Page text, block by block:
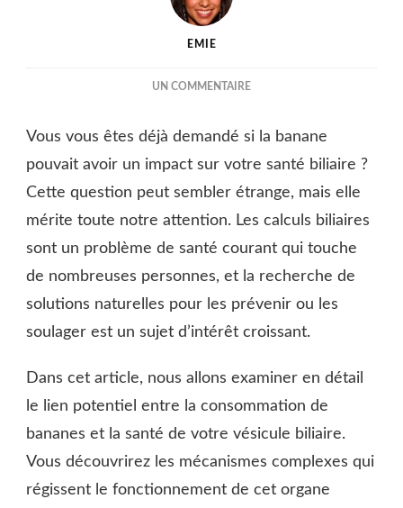
EMIE
UN COMMENTAIRESUR
CALCUL
BILIAIRE,
BON
RÉFLEXE
+
ALIMENTS
PRIVILÉGIER
ET
ÉVITER
Vous vous êtes déjà demandé si la banane
pouvait avoir un impact sur votre santé biliaire ?
Cette question peut sembler étrange, mais elle
mérite toute notre attention. Les calculs biliaires
sont un problème de santé courant qui touche
de nombreuses personnes, et la recherche de
solutions naturelles pour les prévenir ou les
soulager est un sujet d’intérêt croissant.
Dans cet article, nous allons examiner en détail
le lien potentiel entre la consommation de
bananes et la santé de votre vésicule biliaire.
Vous découvrirez les mécanismes complexes qui
régissent le fonctionnement de cet organe